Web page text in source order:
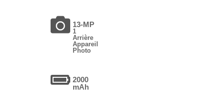
13-MP
1
Arrière
Appareil
Photo
2000
mAh